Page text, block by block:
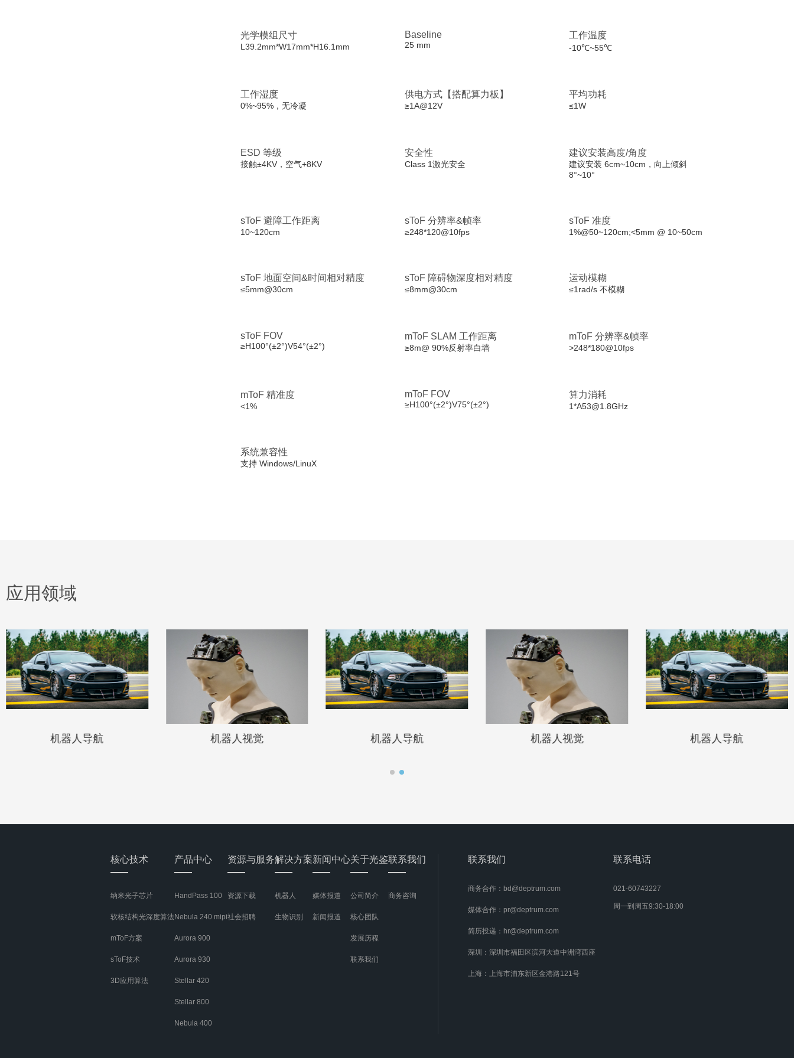
光学模组尺寸
L39.2mm*W17mm*H16.1mm
Baseline
25 mm
工作温度
-10℃~55℃
工作湿度
0%~95%，无冷凝
供电方式【搭配算力板】
≥1A@12V
平均功耗
≤1W
ESD 等级
接触±4KV，空气+8KV
安全性
Class 1激光安全
建议安装高度/角度
建议安装 6cm~10cm，向上倾斜
8°~10°
sToF 避障工作距离
10~120cm
sToF 分辨率&帧率
≥248*120@10fps
sToF 准度
1%@50~120cm;<5mm @ 10~50cm
sToF 地面空间&时间相对精度
≤5mm@30cm
sToF 障碍物深度相对精度
≤8mm@30cm
运动模糊
≤1rad/s 不模糊
sToF FOV
≥H100°(±2°)V54°(±2°)
mToF SLAM 工作距离
≥8m@ 90%反射率白墙
mToF 分辨率&帧率
>248*180@10fps
mToF 精准度
<1%
mToF FOV
≥H100°(±2°)V75°(±2°)
算力消耗
1*A53@1.8GHz
系统兼容性
支持 Windows/LinuX
应用领域
机器人导航 机器人视觉 机器人导航 机器人视觉 机器人导航
核心技术
纳米光子芯片
软核结构光深度算法
mToF方案
sToF技术
3D应用算法
产品中心
HandPass 100
Nebula 240 mipi
Aurora 900
Aurora 930
Stellar 420
Stellar 800
Nebula 400
资源与服务
资源下载
社会招聘
解决方案
机器人
生物识别
新闻中心
媒体报道
新闻报道
关于光鉴
公司简介
核心团队
发展历程
联系我们
联系我们
商务咨询
联系我们
商务合作：bd@deptrum.com
媒体合作：pr@deptrum.com
简历投递：hr@deptrum.com
深圳：深圳市福田区滨河大道中洲湾西座
上海：上海市浦东新区金港路121号
联系电话
021-60743227
周一到周五9:30-18:00